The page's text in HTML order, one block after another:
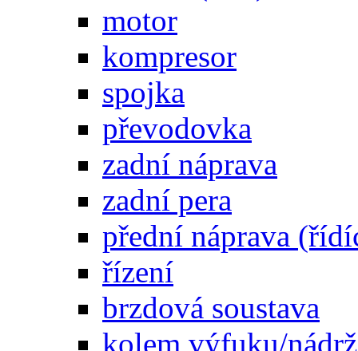
motor
kompresor
spojka
převodovka
zadní náprava
zadní pera
přední náprava
řízení
brzdová soustava
kolem výfuku/